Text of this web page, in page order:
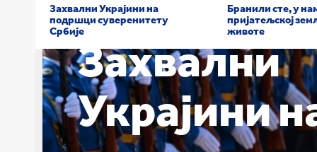
Захвални Украјини на
подршци суверенитету
Србије
Бранили сте, у
пријатељској
животе
Захвални
Украјини